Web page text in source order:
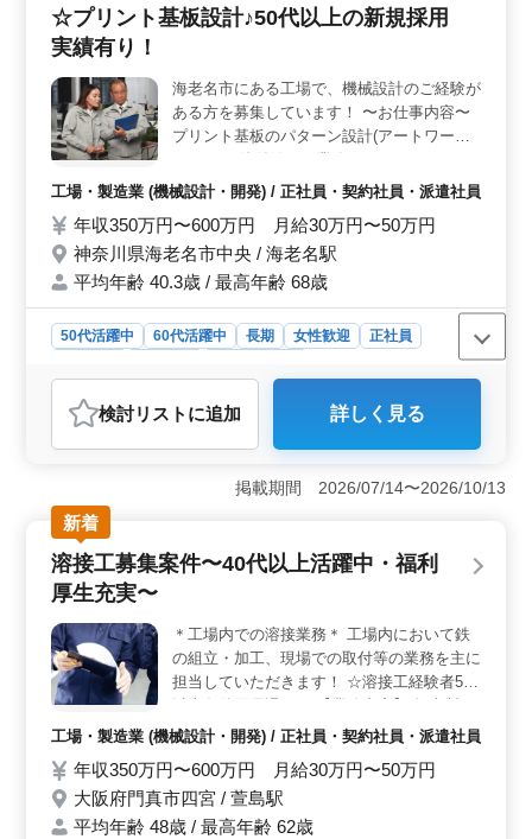
日勤務の週休2日制を採用しており、ワークライフバラン
スを重視した働き方が実現できます。 ＜キャリアア
ップのサポート＞ この職場では、NC旋盤工としての経
験を活かしながら、さらなる技術の習得やキャリアの発
展を目指す方々を歓迎しています。資格手当の支給な
ど、働きながらスキルアップを目指す方々を積極的にサ
ポートしています。
☆プリント基板設計♪50代以上の新規採用
実績有り！
海老名市にある工場で、機械設計のご経験が
ある方を募集しています！ 〜お仕事内容〜
プリント基板のパターン設計(アートワー
ト〜 使用ツール：CSI EDA5 20年以上機械
規採用実績有り ご応募お待ちしております♪
工場・製造業 (機械設計・開発) / 正社員・契約社員・派遣社員
年収350万円〜600万円 月給30万円〜50万円
神奈川県海老名市中央 / 海老名駅
平均年齢 40.3歳 / 最高年齢 68歳
50代活躍中 60代活躍中 長期 女性歓迎
正社員
おすすめポイント
＜ベテラン採用実績あり＞ この求人は、機械設計経験
が5年以上ある方を対象としています。プリント基板のパ
20年以上ある方は優遇されるため、ベテランの方も安心
してご応募ください。 ＜働きやすい環境＞ 海老名
市中央に位置する工場での勤務です。月給30万円から50
万円の給与が支給され、年収350万円から600万円となり
ます。週5〜6日の勤務となりますが、土曜日は祝日があ
る週のみ出勤となり、しっかりと休息を取ることができ
ます。 ＜福利厚生とサポート体制＞ 交通費は実費
支給されます。雇用保険や労災保険、健康保険、厚生年
金などの福利厚生が提供され、安心して働くことができ
ます。有給休暇や夏季休暇、GW休暇、年末年始などの休
す。
検討リスト に追加 詳しく見る
掲載期間 2026/07/14〜2026/10/13
新着
溶接工募集案件〜40代以上活躍中・福利
厚生充実〜
＊工場内での溶接業務＊ 工場内において鉄
の組立・加工、現場での取付等の業務を主に
担当していただきます！ ☆溶接工経験者5年
以上条件面優遇！☆ 【業務内容】 担当製
品：溶接の主な製品 溶接方法：半自動溶
作業着支給 ・資格手当支給あり ＊50代以上
急募企業です！ 溶接工経験の有る方、お気
軽にお問い合わせください！
工場・製造業 (機械設計・開発) / 正社員・契約社員・派遣社員
年収350万円〜600万円 月給30万円〜50万円
大阪府門真市四宮 / 萱島駅
平均年齢 48歳 / 最高年齢 62歳